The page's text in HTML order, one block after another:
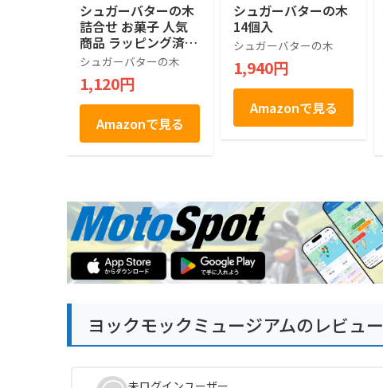
シュガーバターの木
詰合せ お菓子 人気
商品 ラッピング済 (7
個入)
シュガーバターの木
1,120円
Amazonで見る
シュガーバターの木
14個入
シュガーバターの木
1,940円
Amazonで見る
ヨックモックミュージアムのレビュー